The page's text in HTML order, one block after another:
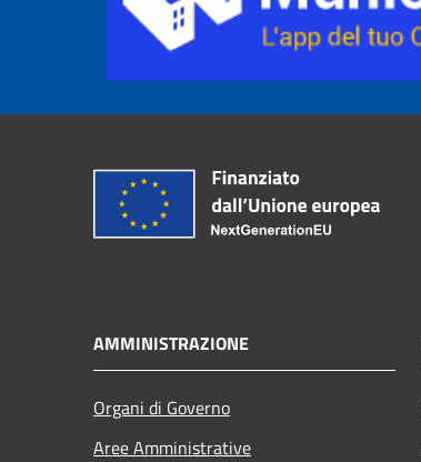
AMMINISTRAZIONE
Organi di Governo
Aree Amministrative